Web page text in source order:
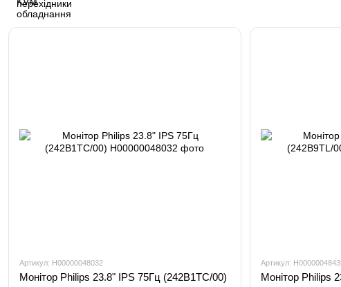
Артикул: H00000048032
Монітор Philips 23.8" IPS 75Гц (242B1TC/00)
Артикул:
Монітор Philips